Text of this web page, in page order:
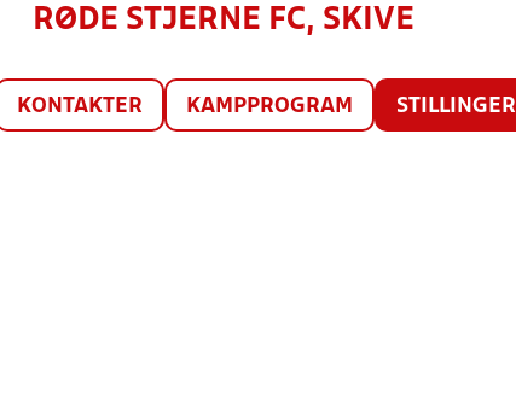
RØDE STJERNE FC, SKIVE
KONTAKTER KAMPPROGRAM STILLINGER